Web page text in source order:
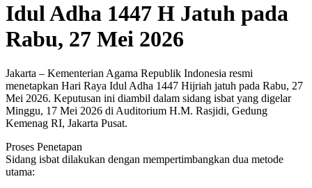
Idul Adha 1447 H Jatuh pada
Rabu, 27 Mei 2026
Jakarta – Kementerian Agama Republik Indonesia resmi
menetapkan Hari Raya Idul Adha 1447 Hijriah jatuh pada Rabu, 27
Mei 2026. Keputusan ini diambil dalam sidang isbat yang digelar
Minggu, 17 Mei 2026 di Auditorium H.M. Rasjidi, Gedung
Kemenag RI, Jakarta Pusat.
Proses Penetapan
Sidang isbat dilakukan dengan mempertimbangkan dua metode
utama: